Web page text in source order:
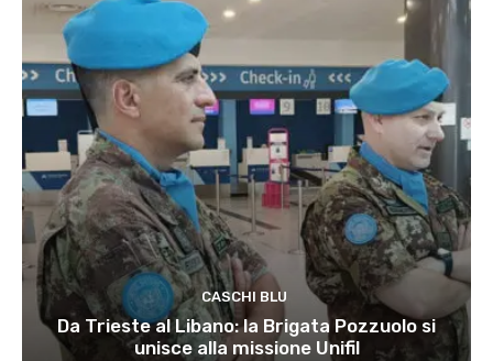
CASCHI BLU
Da Trieste al Libano: la Brigata Pozzuolo si
unisce alla missione Unifil